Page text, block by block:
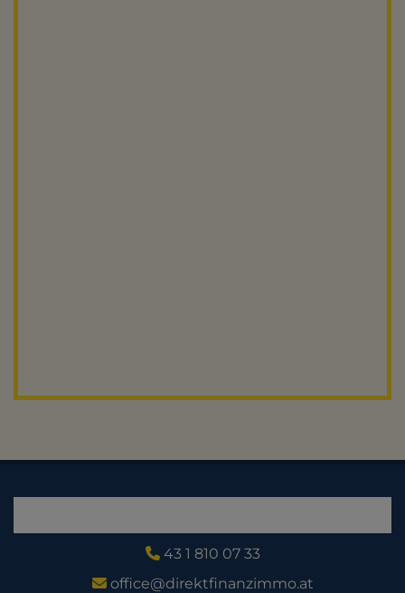
43 1 810 07 33
office@direktfinanzimmo.at